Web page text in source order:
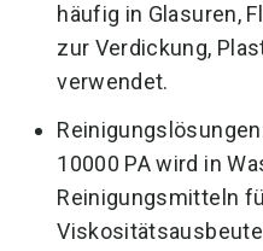
häufig in Glasuren,
zur Verdickung,
verwendet.
10000 PA wird in
Reinigungsmitteln